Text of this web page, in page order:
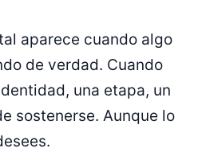
aparece cuando algo
de verdad. Cuando
una etapa, un
sostenerse. Aunque lo